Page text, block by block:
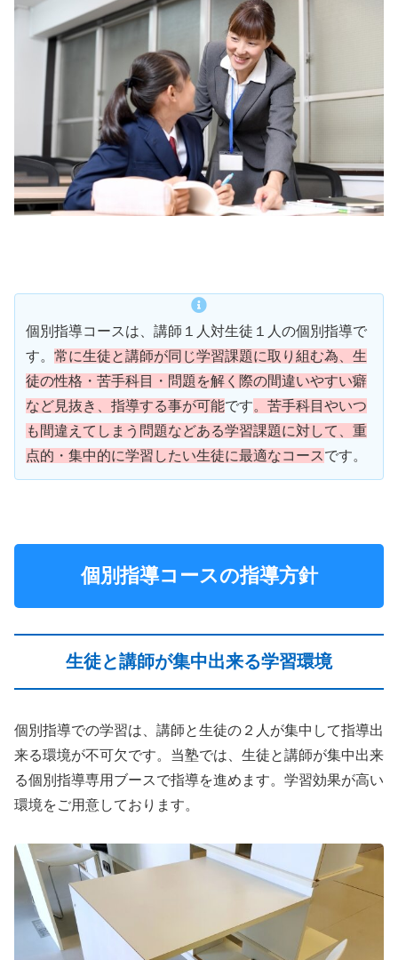
個別指導コースは、講師１人対生徒１人の個別指導で
す。 常に生徒と講師が同じ学習課題に取り組む為、生
徒の性格・苦手科目・問題を解く際の間違いやすい癖
など見抜き、指導する事が可能です。苦手科目やいつ
も間違えてしまう問題などある学習課題に対して、重
点的・集中的に学習したい生徒に最適なコースです。
個別指導コースの指導方針
生徒と講師が集中出来る学習環境
個別指導での学習は、講師と生徒の２人が集中して指導出
来る環境が不可欠です。当塾では、生徒と講師が集中出来
る個別指導専用ブースで指導を進めます。学習効果が高い
環境をご用意しております。